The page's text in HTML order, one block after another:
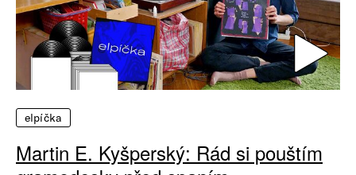
elpíčka
Martin E. Kyšperský: Rád si pouštím